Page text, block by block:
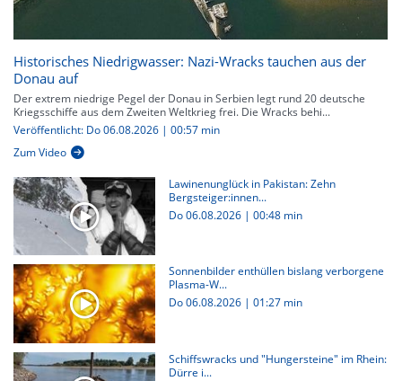
Historisches Niedrigwasser: Nazi-Wracks tauchen aus der
Donau auf
Der extrem niedrige Pegel der Donau in Serbien legt rund 20 deutsche
Kriegsschiffe aus dem Zweiten Weltkrieg frei. Die Wracks behi...
Veröffentlicht: Do 06.08.2026 | 00:57 min
Zum Video
Lawinenunglück in Pakistan: Zehn
Bergsteiger:innen...
Do 06.08.2026 | 00:48 min
Sonnenbilder enthüllen bislang verborgene
Plasma-W...
Do 06.08.2026 | 01:27 min
Schiffswracks und "Hungersteine" im Rhein:
Dürre i...